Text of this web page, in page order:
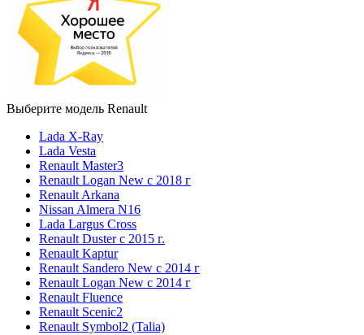
Выберите модель Renault
Lada X-Ray
Lada Vesta
Renault Master3
Renault Logan New с 2018 г
Renault Arkana
Nissan Almera N16
Lada Largus Cross
Renault Duster с 2015 г.
Renault Kaptur
Renault Sandero New с 2014 г
Renault Logan New с 2014 г
Renault Fluence
Renault Scenic2
Renault Symbol2 (Talia)